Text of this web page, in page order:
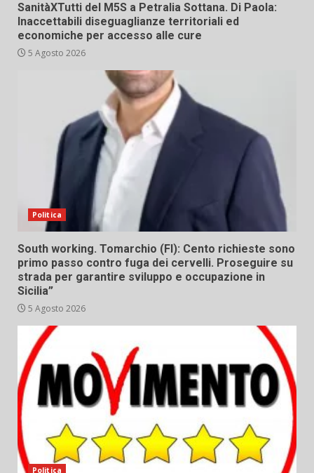
SanitàXTutti del M5S a Petralia Sottana. Di Paola:
Inaccettabili diseguaglianze territoriali ed
economiche per accesso alle cure
5 Agosto 2026
Politica
South working. Tomarchio (FI): Cento richieste sono
primo passo contro fuga dei cervelli. Proseguire su
strada per garantire sviluppo e occupazione in
Sicilia”
5 Agosto 2026
Politica